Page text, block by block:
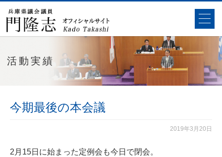
活動実績
今期最後の本会議
2019年3月20日
2月15日に始まった定例会も今日で閉会。